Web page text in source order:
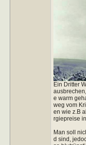
Ein Dritter
e warm
weg vom
en wie z.B
rgiepreise
Man soll
d sind,